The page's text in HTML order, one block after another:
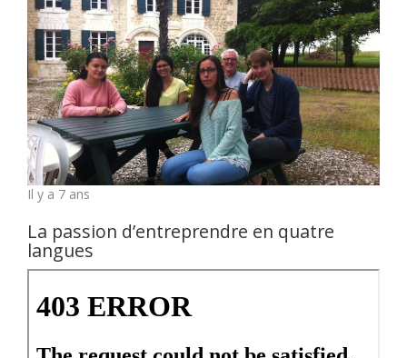
Il y a 7 ans
La passion d’entreprendre en quatre
langues